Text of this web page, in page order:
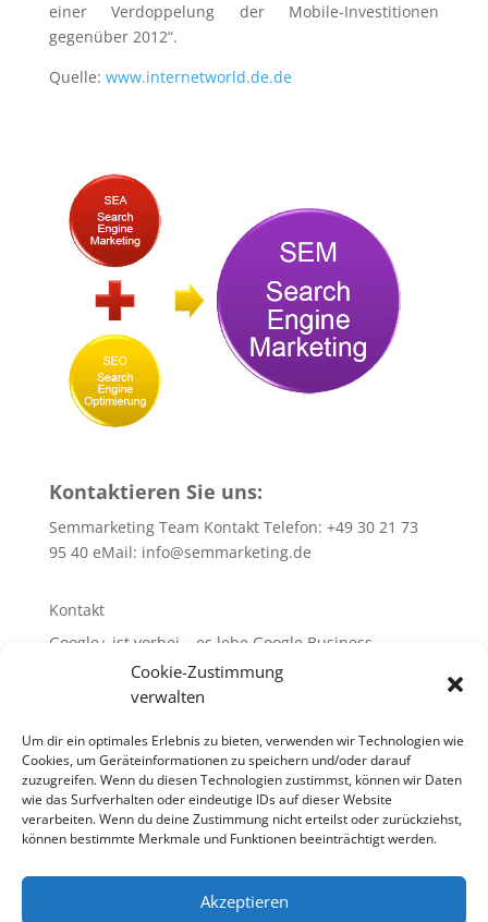
Cookie-Zustimmung
verwalten
Um dir ein optimales Erlebnis zu bieten, verwenden wir Technologien wie
Cookies, um Geräteinformationen zu speichern und/oder darauf
zuzugreifen. Wenn du diesen Technologien zustimmst, können wir Daten
wie das Surfverhalten oder eindeutige IDs auf dieser Website
verarbeiten. Wenn du deine Zustimmung nicht erteilst oder zurückziehst,
können bestimmte Merkmale und Funktionen beeinträchtigt werden.
Akzeptieren
einer Verdoppelung der Mobile‐Investitionen
gegenüber 2012“.
Quelle: www.internetworld.de.de
Kontaktieren Sie uns:
Semmarketing Team Kontakt Telefon: +49 30 21 73
95 40 eMail: info@semmarketing.de
Kontakt
Google+ ist vorbei – es lebe Google Business
10 SEO-TIPPS
10 SEA – TIPPS
WEB-Site-Audit/SEO
Glossar rund um SEA + SEO + SEM
10 SEO-TIPPS
10 SEA – TIPPS
WEB-Site-Audit / SEO